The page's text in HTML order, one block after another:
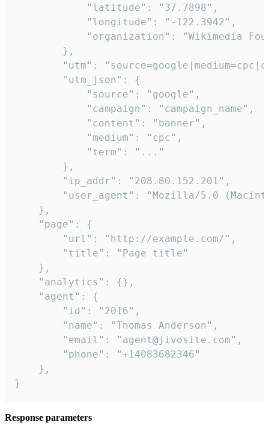
            "latitude": "37.7898",
            "longitude": "-122.3942",
"organization": "Wikimedia
        },
"utm":
        "utm_json": {
            "source": "google",
            "campaign": "campaign_name",
            "content": "banner",
            "medium": "cpc",
            "term": "..."
        },
        "ip_addr": "208.80.152.201",
"user_agent": "Mozilla/5.0
    },
    "page": {
        "url": "http://example.com/",
        "title": "Page title"
    },
    "analytics": {},
    "agent": {
        "id": "2016",
        "name": "Thomas Anderson",
        "email": "agent@jivosite.com",
        "phone": "+14083682346"
    },
}
Response parameters